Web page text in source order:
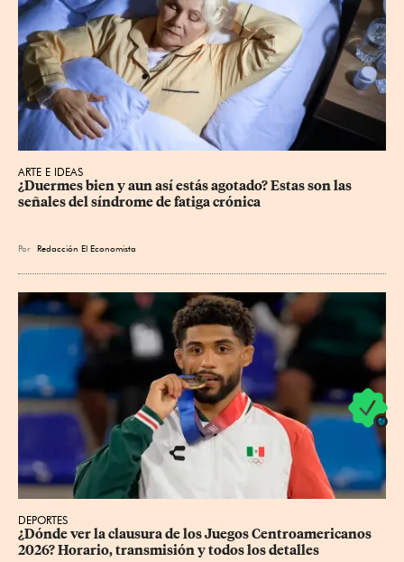
ARTE E IDEAS
¿Duermes bien y aun así estás agotado? Estas son las
señales del síndrome de fatiga crónica
Por Redacción El Economista
DEPORTES
¿Dónde ver la clausura de los Juegos Centroamericanos
2026? Horario, transmisión y todos los detalles